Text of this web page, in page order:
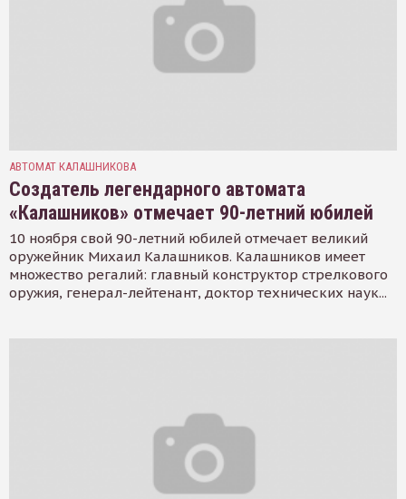
АВТОМАТ КАЛАШНИКОВА
Создатель легендарного автомата
«Калашников» отмечает 90-летний юбилей
10 ноября свой 90-летний юбилей отмечает великий
оружейник Михаил Калашников. Калашников имеет
множество регалий: главный конструктор стрелкового
оружия, генерал-лейтенант, доктор технических наук...